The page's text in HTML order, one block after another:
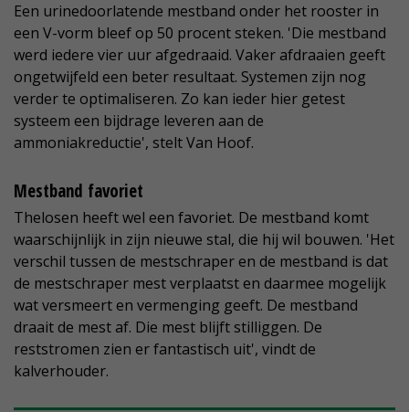
Een urinedoorlatende mestband onder het rooster in
een V-vorm bleef op 50 procent steken. 'Die mestband
werd iedere vier uur afgedraaid. Vaker afdraaien geeft
ongetwijfeld een beter resultaat. Systemen zijn nog
verder te optimaliseren. Zo kan ieder hier getest
systeem een bijdrage leveren aan de
ammoniakreductie', stelt Van Hoof.
Mestband favoriet
Thelosen heeft wel een favoriet. De mestband komt
waarschijnlijk in zijn nieuwe stal, die hij wil bouwen. 'Het
verschil tussen de mestschraper en de mestband is dat
de mestschraper mest verplaatst en daarmee mogelijk
wat versmeert en vermenging geeft. De mestband
draait de mest af. Die mest blijft stilliggen. De
reststromen zien er fantastisch uit', vindt de
kalverhouder.